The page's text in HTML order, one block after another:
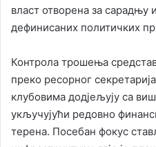
власт отворена за сарадњу
дефинисаних политичких
Контрола трошења
преко ресорног
клубовима додјељују са
укључујући редовно
терена. Посебан фокус